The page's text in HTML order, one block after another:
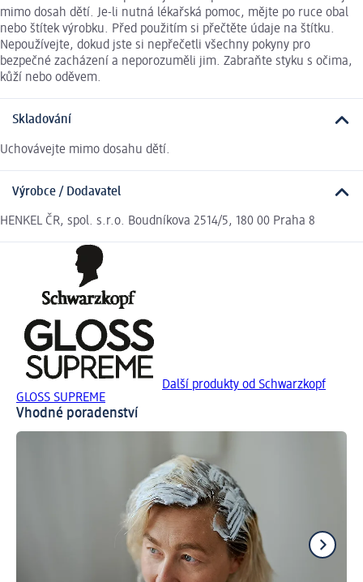
mimo dosah dětí. Je-li nutná lékařská pomoc, mějte po ruce obal
nebo štítek výrobku. Před použitím si přečtěte údaje na štítku.
Nepoužívejte, dokud jste si nepřečetli všechny pokyny pro
bezpečné zacházení a neporozuměli jim. Zabraňte styku s očima,
kůží nebo oděvem.
Skladování
Uchovávejte mimo dosahu dětí.
Výrobce / Dodavatel
HENKEL ČR, spol. s.r.o. Boudníkova 2514/5, 180 00 Praha 8
Další produkty od Schwarzkopf
GLOSS SUPREME
Vhodné poradenství